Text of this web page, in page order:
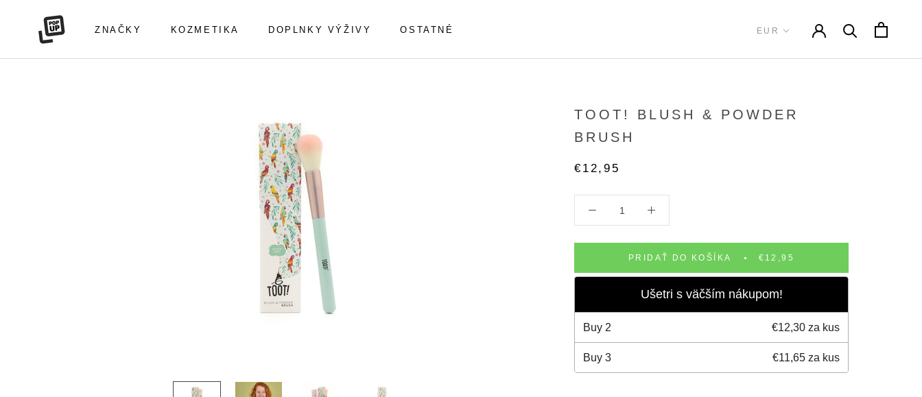
ZNAČKY KOZMETIKA DOPLNKY VÝŽIVY OSTATNÉ
TOOT! BLUSH & POWDER
BRUSH
€12,95
PRIDAŤ DO KOŠÍKA €12,95
Ušetri s väčším nákupom!
Buy 2 €12,30 za kus
Buy 3 €11,65 za kus